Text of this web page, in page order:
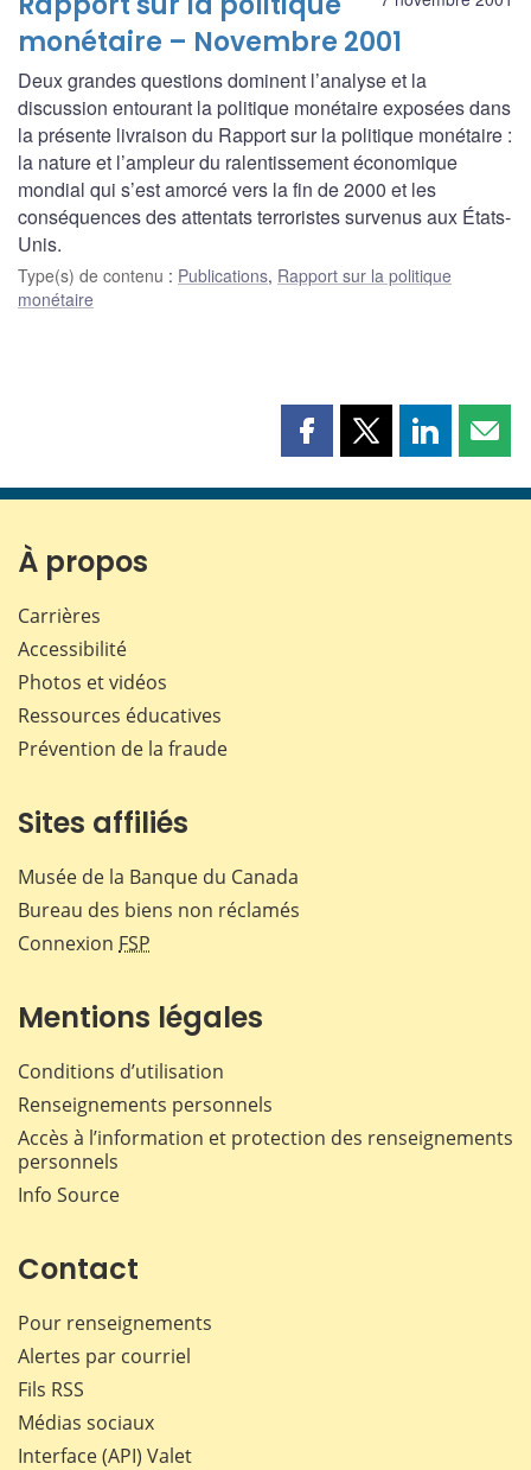
monétaire – Novembre 2001
Deux grandes questions dominent l’analyse et la
discussion entourant la politique monétaire exposées dans
la présente livraison du Rapport sur la politique monétaire :
la nature et l’ampleur du ralentissement économique
mondial qui s’est amorcé vers la fin de 2000 et les
conséquences des attentats terroristes survenus aux États-
Unis.
Type(s) de contenu : Publications, Rapport sur la politique
monétaire
Partager
page
Partager
page
Partager
page page
À propos
Carrières
Accessibilité
Photos et vidéos
Ressources éducatives
Prévention de la fraude
Sites affiliés
Musée de la Banque du Canada
Bureau des biens non réclamés
Connexion FSP
Mentions légales
Conditions d’utilisation
Renseignements personnels
Accès à l’information et protection des renseignements
personnels
Info Source
Contact
Pour renseignements
Alertes par courriel
Fils RSS
Médias sociaux
Interface (API) Valet